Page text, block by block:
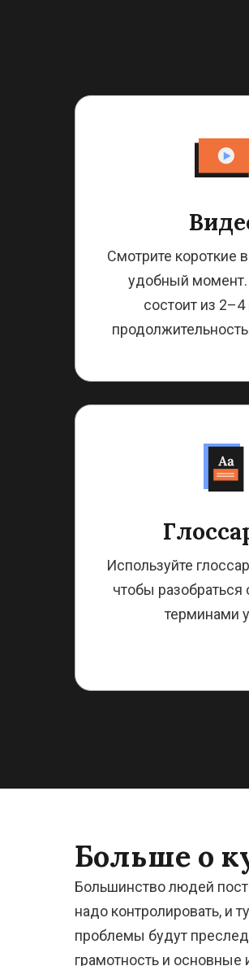
Смотрите короткие
удобный
состоит из
Используйте
чтобы
терминами
Больше о
Большинство людей
надо контролировать, и
проблемы будут
грамотность и